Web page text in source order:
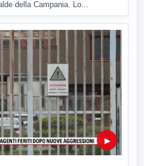
della Campania. Lo...
▶